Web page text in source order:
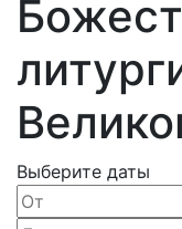
Выберите даты